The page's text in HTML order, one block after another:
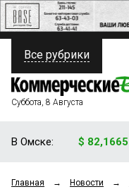
ПОЛИТИКА
ФИНАНСЫ
ОБЩЕСТВО
Все рубрики
Суббота, 8 Августа
В Омске: $ 82,1665
Главная → Новости →